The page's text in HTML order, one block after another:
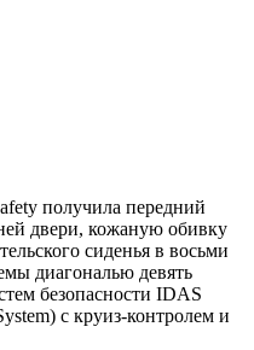
получила передний
двери, кожаную обивку
сиденья в восьми
диагональю девять
безопасности IDAS
с круиз-контролем и